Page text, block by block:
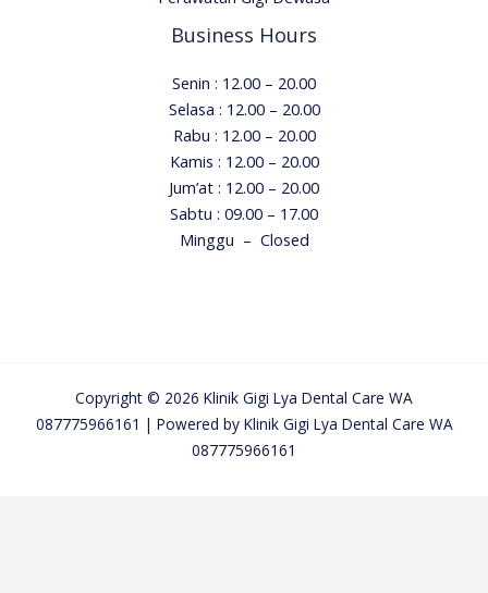
Business Hours
Senin : 12.00 – 20.00
Selasa : 12.00 – 20.00
Rabu : 12.00 – 20.00
Kamis : 12.00 – 20.00
Jum’at : 12.00 – 20.00
Sabtu : 09.00 – 17.00
Minggu – Closed
Copyright © 2026 Klinik Gigi Lya Dental Care WA
087775966161 | Powered by Klinik Gigi Lya Dental Care WA
087775966161